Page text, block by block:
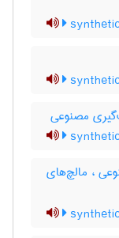
مصنوعی
، مالچ‌های